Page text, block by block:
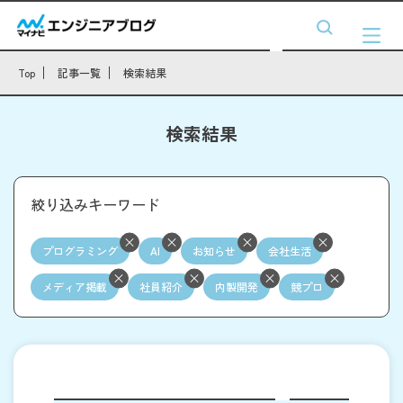
Top 記事一覧 検索結果
検索結果
絞り込みキーワード
プログラミング AI お知らせ 会社生活
メディア掲載 社員紹介 内製開発 競プロ